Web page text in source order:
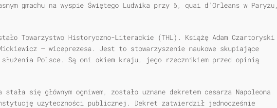
gmachu na wyspie Świętego Ludwika przy 6, quai d'Orleans w Paryżu,
Towarzystwo Historyczno-Literackie (THL). Książę Adam Czartoryski
— wiceprezesa. Jest to stowarzyszenie nauko­we skupiające
służenia Polsce. Są oni okiem kraju, jego rzecznikiem przed opinią
się głównym ogniwem, zostało uznane dekretem cesarza Napoleona
użyteczności publicznej. Dekret zatwierdził jednocześnie